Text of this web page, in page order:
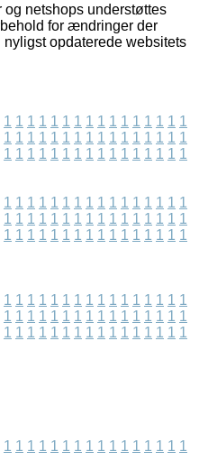
og netshops understøttes
for ændringer der
opdaterede websitets
1 1 1 1 1 1 1 1 1 1 1 1 1 1 1 1
1 1 1 1 1 1 1 1 1 1 1 1 1 1 1 1
1 1 1 1 1 1 1 1 1 1 1 1 1 1 1 1
1 1 1 1 1 1 1 1 1 1 1 1 1 1 1 1
1 1 1 1 1 1 1 1 1 1 1 1 1 1 1 1
1 1 1 1 1 1 1 1 1 1 1 1 1 1 1 1
1 1 1 1 1 1 1 1 1 1 1 1 1 1 1 1
1 1 1 1 1 1 1 1 1 1 1 1 1 1 1 1
1 1 1 1 1 1 1 1 1 1 1 1 1 1 1 1
1 1 1 1 1 1 1 1 1 1 1 1 1 1 1 1